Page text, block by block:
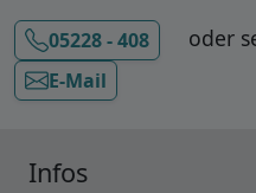
05228 - 408 oder
E-Mail
Infos